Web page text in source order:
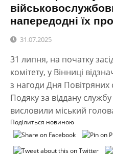
напередодні їх
31.07.2025
31 липня, на початку
комітету, у Вінниці
з нагоди Дня
Подяку за віддану
висловили міський
Поділиться новиною